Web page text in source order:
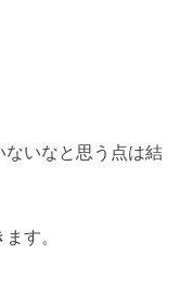
ないなと思う点は結
す。